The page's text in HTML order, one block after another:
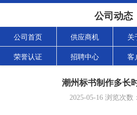
公司动态
公司首页 供应商机 关
荣誉认证 招聘中心 客
潮州标书制作多长
2025-05-16浏览次数：